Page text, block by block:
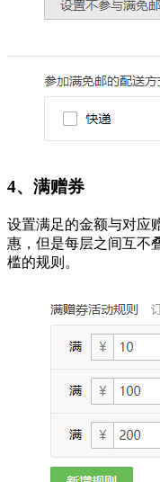
4、满赠券
设置满足的金额与对应
惠，但是每层之间互不
槛的规则。